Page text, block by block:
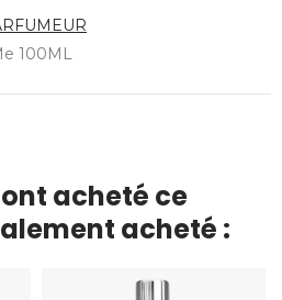
100ML
acheté ce
acheté :